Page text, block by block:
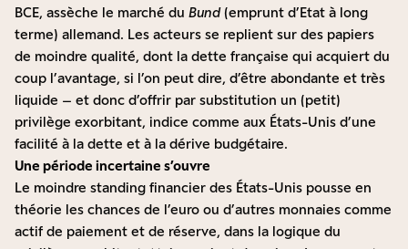
BCE, assèche le marché du Bund(emprunt d’Etat à long
terme) allemand. Les acteurs se replient sur des papiers
de moindre qualité, dont la dette française qui acquiert du
coup l’avantage, si l’on peut dire, d’être abondante et très
liquide – et donc d’offrir par substitution un (petit)
privilège exorbitant, indice comme aux États-Unis d’une
facilité à la dette et à la dérive budgétaire.
Une période incertaine s’ouvre
Le moindre standing financier des États-Unis pousse en
théorie les chances de l’euro ou d’autres monnaies comme
actif de paiement et de réserve, dans la logique du